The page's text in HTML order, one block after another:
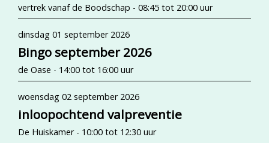
vertrek vanaf de Boodschap - 08:45 tot 20:00 uur
dinsdag 01 september 2026
Bingo september 2026
de Oase - 14:00 tot 16:00 uur
woensdag 02 september 2026
inloopochtend valpreventie
De Huiskamer - 10:00 tot 12:30 uur